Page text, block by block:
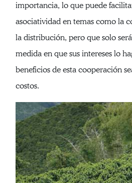
importancia, lo que puede
asociatividad en temas como la
la distribución, pero que solo
medida en que sus intereses lo
beneficios de esta cooperación
costos.